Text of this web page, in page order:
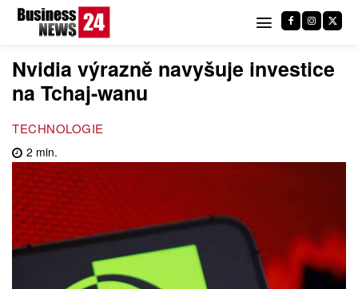
Nvidia výrazně navyšuje investice
na Tchaj-wanu
TECHNOLOGIE
2 min.